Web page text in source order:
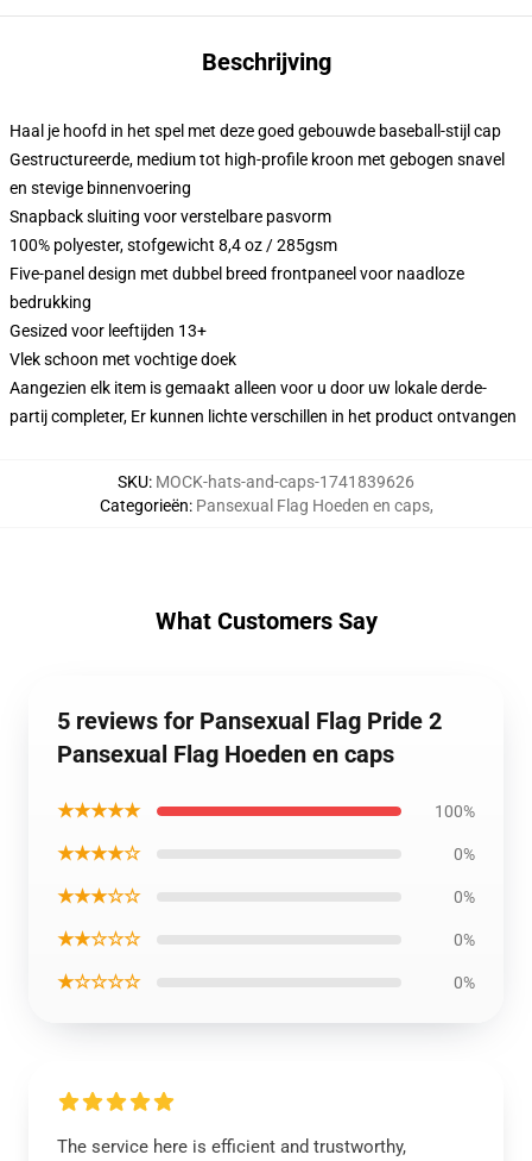
Beschrijving
Haal je hoofd in het spel met deze goed gebouwde baseball-stijl cap
Gestructureerde, medium tot high-profile kroon met gebogen snavel
en stevige binnenvoering
Snapback sluiting voor verstelbare pasvorm
100% polyester, stofgewicht 8,4 oz / 285gsm
Five-panel design met dubbel breed frontpaneel voor naadloze
bedrukking
Gesized voor leeftijden 13+
Vlek schoon met vochtige doek
Aangezien elk item is gemaakt alleen voor u door uw lokale derde-
partij completer, Er kunnen lichte verschillen in het product ontvangen
SKU: MOCK-hats-and-caps-1741839626
Categorieën: Pansexual Flag Hoeden en caps,
What Customers Say
5 reviews for Pansexual Flag Pride 2
Pansexual Flag Hoeden en caps
★★★★★ 100%
★★★★☆ 0%
★★★☆☆ 0%
★★☆☆☆ 0%
★☆☆☆☆ 0%
The service here is efficient and trustworthy,